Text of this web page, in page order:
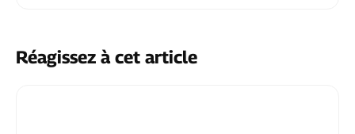
Réagissez à cet article